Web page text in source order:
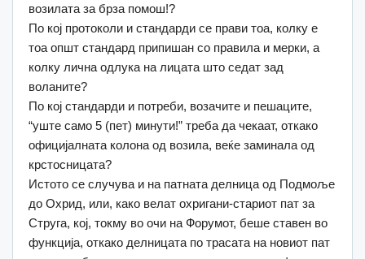
возилата за брза помош!?
По кој протоколи и стандарди се прави тоа, колку е
тоа општ стандард припишан со правила и мерки, а
колку лична одлука на лицата што седат зад
воланите?
По кој стандарди и потреби, возачите и пешаците,
“уште само 5 (пет) минути!” треба да чекаат, откако
официјалната колона од возила, веќе заминала од
крстосницата?
Истото се случува и на патната делница од Подмоље
до Охрид, или, како велат охригани-стариот пат за
Струга, кој, токму во очи на Форумот, беше ставен во
функција, откако делницата по трасата на новиот пат